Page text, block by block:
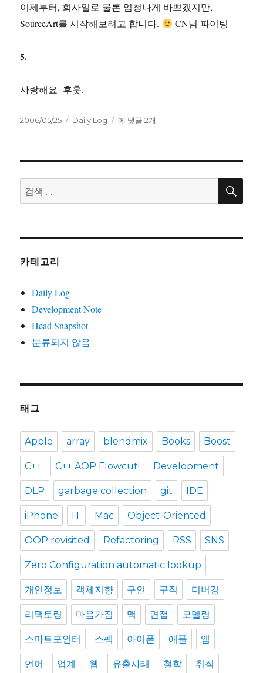
이제부터, 회사일로 물론 엄청나게 바쁘겠지만,
SourceArt를 시작해보려고 합니다.
CN님 파이팅-
5.
사랑해요- 후훗.
작
2006/05/25
카
Daily Log
기
련
녀
에 댓글 2개
검
색:
검
카테고리
Daily Log
Development Note
Head Snapshot
분류되지 않음
태그
Apple array blendmix Books Boost
C++ C++ AOP Flowcut! Development
DLP garbage collection git IDE
iPhone IT Mac Object-Oriented
OOP revisited Refactoring RSS SNS
Zero Configuration automatic lookup
개인정보 객체지향 구인 구직 디버깅
리팩토링 마음가짐 맥 면접 모델링
스마트포인터 스펙 아이폰 애플 앱
언어 업계 웹 유출사태 철학 취직